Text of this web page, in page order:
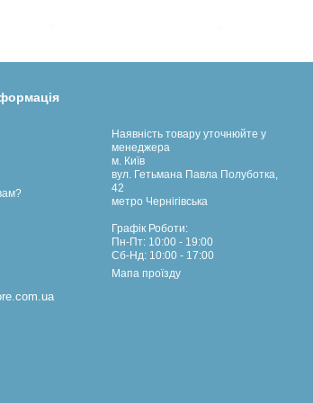
різновиди «розумних» машин, але вони
є лотки від бренду CATGENIE. Висока
функціональних пристроїв.
Лопатка дуже щільно притискається до
тверді екскременти та ховається знову
ємності, яка в міру наповнення
трубки в туалет надходить миючий склад,
одним лотком можуть до
Наявність товару уточнюйте у
менеджера
м. Київ
вул. Гетьмана Павла Полуботка,
42
метро Чернігівська
Графік Роботи:
Пн-Пт: 10:00 - 19:00
Сб-Нд: 10:00 - 17:00
Мапа проїзду